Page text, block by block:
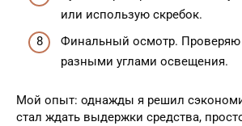
или использую скребок.
Финальный осмотр. Проверяю
разными углами освещения.
Мой опыт: однажды я решил
стал ждать выдержки средства,